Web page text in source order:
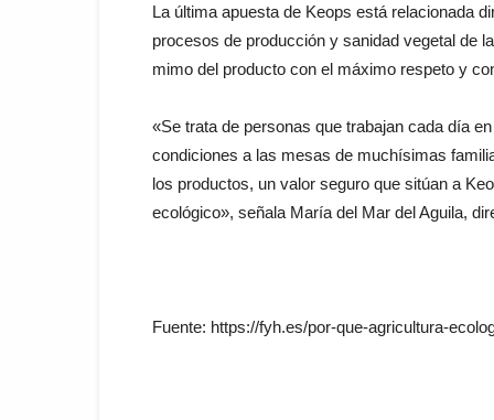
La última apuesta de Keops está relacionada
procesos de producción y sanidad vegetal de
mimo del producto con el máximo respeto y
«Se trata de personas que trabajan cada día
condiciones a las mesas de muchísimas
los productos, un valor seguro que sitúan a
ecológico», señala María del Mar del Aguila,
Fuente: https://fyh.es/por-que-agricultura-